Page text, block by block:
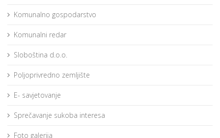
Komunalno gospodarstvo
Komunalni redar
Sloboština d.o.o.
Poljoprivredno zemljište
E- savjetovanje
Sprečavanje sukoba interesa
Foto galerija